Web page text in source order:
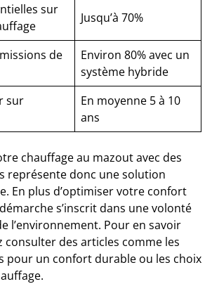
sur
Jusqu’à 70%
de
Environ 80% avec un
système hybride
sur
En moyenne 5 à 10
ans
chauffage au mazout avec des
représente donc une solution
En plus d’optimiser votre confort
s’inscrit dans une volonté
l’environnement. Pour en savoir
consulter des articles comme les
pour un confort durable ou les choix
.